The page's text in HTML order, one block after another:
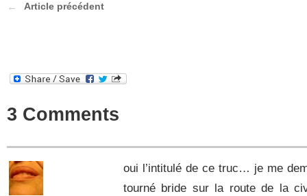
Article précédent
3 Comments
oui l’intitulé de ce truc… je me
tourné bride sur la route de la